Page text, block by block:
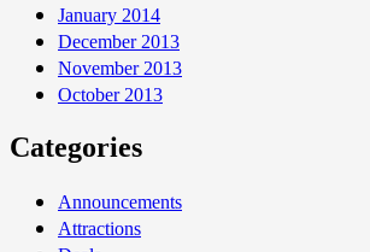
January 2014
December 2013
November 2013
October 2013
Categories
Announcements
Attractions